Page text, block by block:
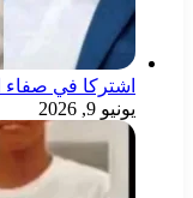
اشتركا في صفاء
يونيو 9, 2026